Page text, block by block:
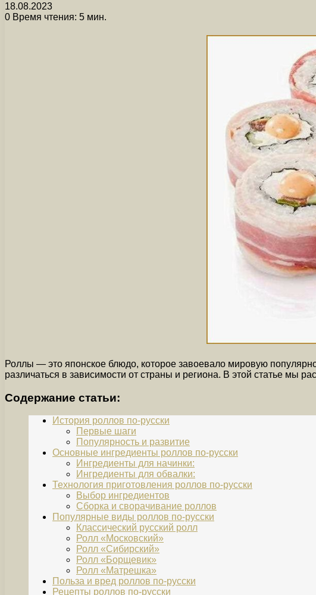
18.08.2023
0 Время чтения: 5 мин.
Роллы — это японское блюдо, которое завоевало мировую
различаться в зависимости от страны и региона. В этой статье мы
Содержание статьи:
История роллов по-русски
Первые шаги
Популярность и развитие
Основные ингредиенты роллов по-русски
Ингредиенты для начинки:
Ингредиенты для обвалки:
Технология приготовления роллов по-русски
Выбор ингредиентов
Сборка и сворачивание роллов
Популярные виды роллов по-русски
Классический русский ролл
Ролл «Московский»
Ролл «Сибирский»
Ролл «Борщевик»
Ролл «Матрешка»
Польза и вред роллов по-русски
Рецепты роллов по-русски